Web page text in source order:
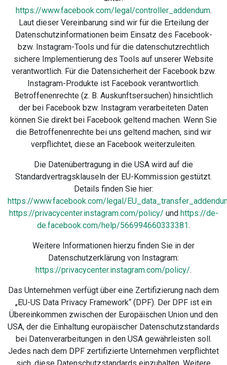
https://www.facebook.com/legal/controller_addendum.
Laut dieser Vereinbarung sind wir für die Erteilung der
Datenschutzinformationen beim Einsatz des Facebook-
bzw. Instagram-Tools und für die datenschutzrechtlich
sichere Implementierung des Tools auf unserer Website
verantwortlich. Für die Datensicherheit der Facebook bzw.
Instagram-Produkte ist Facebook verantwortlich.
Betroffenenrechte (z. B. Auskunftsersuchen) hinsichtlich
der bei Facebook bzw. Instagram verarbeiteten Daten
können Sie direkt bei Facebook geltend machen. Wenn Sie
die Betroffenenrechte bei uns geltend machen, sind wir
verpflichtet, diese an Facebook weiterzuleiten.
Die Datenübertragung in die USA wird auf die
Standardvertragsklauseln der EU-Kommission gestützt.
Details finden Sie hier:
https://www.facebook.com/legal/
https://privacycenter.instagram.com/policy/ und https://de-
de.facebook.com/help/566994660333381.
Weitere Informationen hierzu finden Sie in der
Datenschutzerklärung von Instagram:
https://privacycenter.instagram.com/policy/.
Das Unternehmen verfügt über eine Zertifizierung nach dem
„EU-US Data Privacy Framework“ (DPF). Der DPF ist ein
Übereinkommen zwischen der Europäischen Union und den
USA, der die Einhaltung europäischer Datenschutzstandards
bei Datenverarbeitungen in den USA gewährleisten soll.
Jedes nach dem DPF zertifizierte Unternehmen verpflichtet